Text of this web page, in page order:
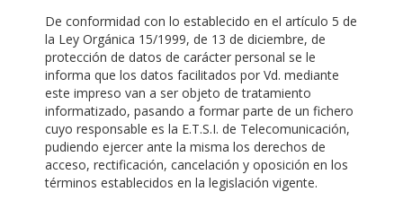
De conformidad con lo establecido en el artículo 5 de
la Ley Orgánica 15/1999, de 13 de diciembre, de
protección de datos de carácter personal se le
informa que los datos facilitados por Vd. mediante
este impreso van a ser objeto de tratamiento
informatizado, pasando a formar parte de un fichero
cuyo responsable es la E.T.S.I. de Telecomunicación,
pudiendo ejercer ante la misma los derechos de
acceso, rectificación, cancelación y oposición en los
términos establecidos en la legislación vigente.